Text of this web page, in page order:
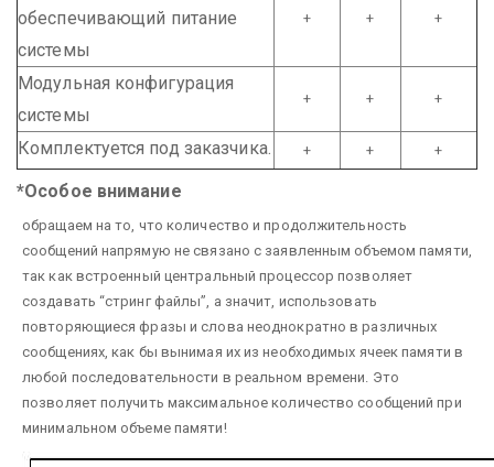
обеспечивающий питание
системы
+ + +
Модульная конфигурация
системы
+ + +
Комплектуется под заказчика. + + +
*Особое внимание
обращаем на то, что количество и продолжительность
сообщений напрямую не связано с заявленным объемом памяти,
так как встроенный центральный процессор позволяет
создавать “стринг файлы”, а значит, использовать
повторяющиеся фразы и слова неоднократно в различных
сообщениях, как бы вынимая их из необходимых ячеек памяти в
любой последовательности в реальном времени. Это
позволяет получить максимальное количество сообщений при
минимальном объеме памяти!